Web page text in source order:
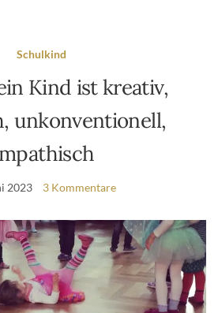
Schulkind
Kind ist kreativ,
unkonventionell,
2023 3 Kommentare